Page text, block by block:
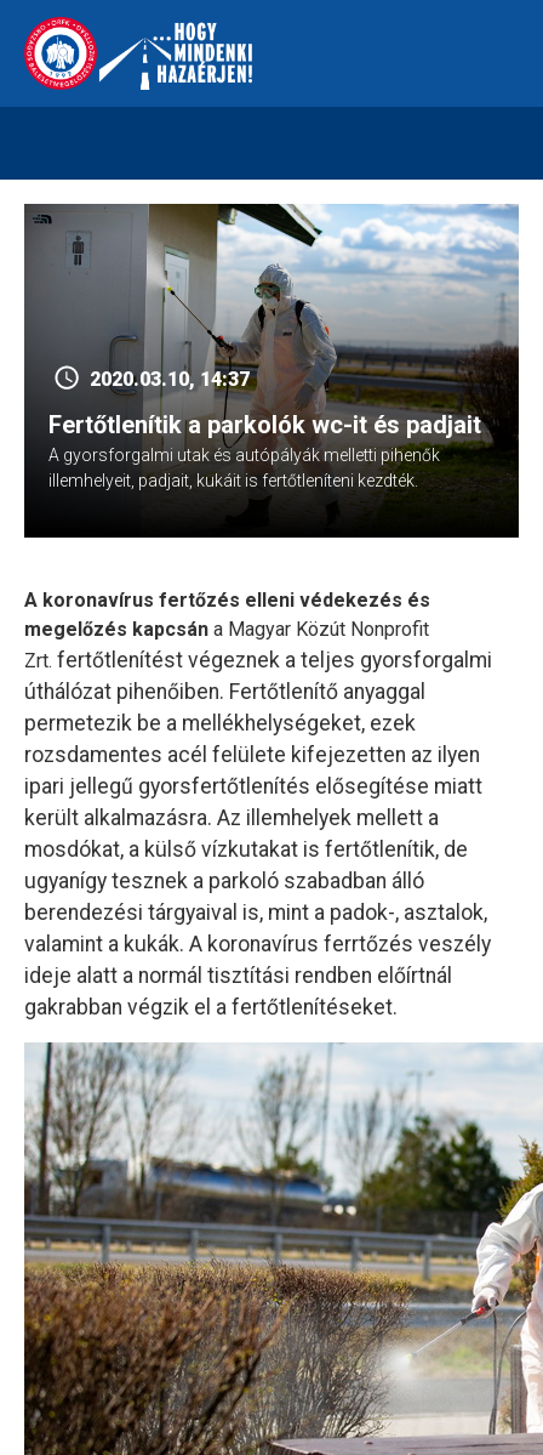
content
kreszvaltozas.hu
2020.03.10, 14:37
Fertőtlenítik a parkolók wc-it és padjait
A gyorsforgalmi utak és autópályák melletti pihenők
illemhelyeit, padjait, kukáit is fertőtleníteni kezdték.
A koronavírus fertőzés elleni védekezés és
megelőzés kapcsán a Magyar Közút Nonprofit
Zrt. fertőtlenítést végeznek a teljes gyorsforgalmi
úthálózat pihenőiben. Fertőtlenítő anyaggal
permetezik be a mellékhelységeket, ezek
rozsdamentes acél felülete kifejezetten az ilyen
ipari jellegű gyorsfertőtlenítés elősegítése miatt
került alkalmazásra. Az illemhelyek mellett a
mosdókat, a külső vízkutakat is fertőtlenítik, de
ugyanígy tesznek a parkoló szabadban álló
berendezési tárgyaival is, mint a padok-, asztalok,
valamint a kukák. A koronavírus ferrtőzés veszély
ideje alatt a normál tisztítási rendben előírtnál
gakrabban végzik el a fertőtlenítéseket.